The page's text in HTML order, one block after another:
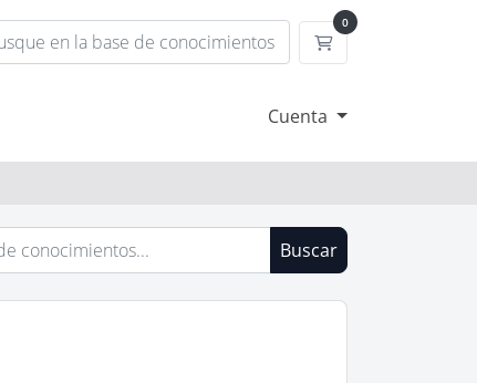
0
Carrito
Cuenta
Buscar